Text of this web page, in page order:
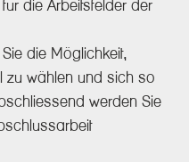
die Arbeitsfelder der
die Möglichkeit,
zu wählen und sich so
werden Sie